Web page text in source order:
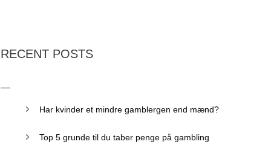
RECENT POSTS
Har kvinder et mindre gamblergen end mænd?
Top 5 grunde til du taber penge på gambling